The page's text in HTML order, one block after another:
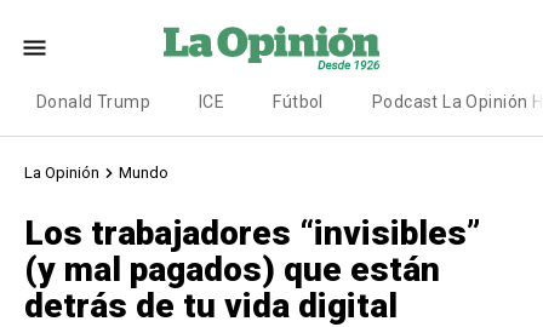
Donald Trump ICE Fútbol Podcast La Opinión
La Opinión Mundo
Los trabajadores “invisibles”
(y mal pagados) que están
detrás de tu vida digital